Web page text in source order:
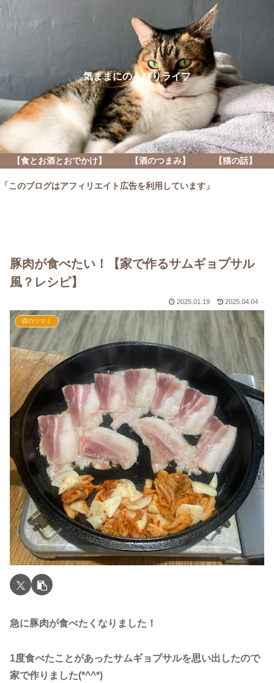
気ままにのんびりライフ
【食とお酒とおでかけ】 【酒のつまみ】 【猫の話】
「このブログはアフィリエイト広告を利用しています」
豚肉が食べたい！【家で作るサムギョプサル
風？レシピ】
2025.01.19 2025.04.04
酒のツマミ
急に豚肉が食べたくなりました！
1度食べたことがあったサムギョプサルを思い出したので
家で作りました(*^^*)